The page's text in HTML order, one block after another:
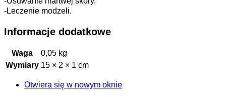
-Leczenie modzeli.
Informacje dodatkowe
Waga
0,05 kg
Wymiary 15 × 2 × 1 cm
Otwiera się w nowym oknie